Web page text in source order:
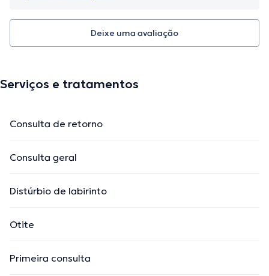
Deixe uma avaliação
Serviços e tratamentos
Consulta de retorno
Consulta geral
Distúrbio de labirinto
Otite
Primeira consulta